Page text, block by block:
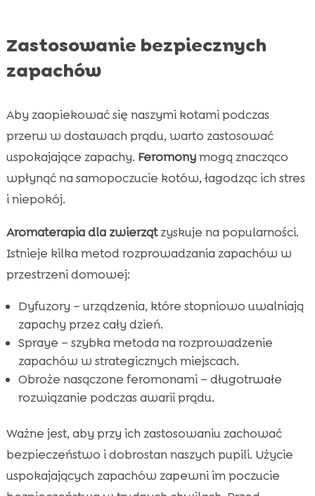
Zastosowanie bezpiecznych
zapachów
Aby zaopiekować się naszymi kotami podczas
przerw w dostawach prądu, warto zastosować
uspokajające zapachy. Feromonymogą znacząco
wpłynąć na samopoczucie kotów, łagodząc ich stres
i niepokój.
Aromaterapia dla zwierzątzyskuje na popularności.
Istnieje kilka metod rozprowadzania zapachów w
przestrzeni domowej:
Dyfuzory – urządzenia, które stopniowo uwalniają
zapachy przez cały dzień.
Spraye – szybka metoda na rozprowadzenie
zapachów w strategicznych miejscach.
Obroże nasączone feromonami – długotrwałe
rozwiązanie podczas awarii prądu.
Ważne jest, aby przy ich zastosowaniu zachować
bezpieczeństwo i dobrostan naszych pupili. Użycie
uspokajających zapachów zapewni im poczucie